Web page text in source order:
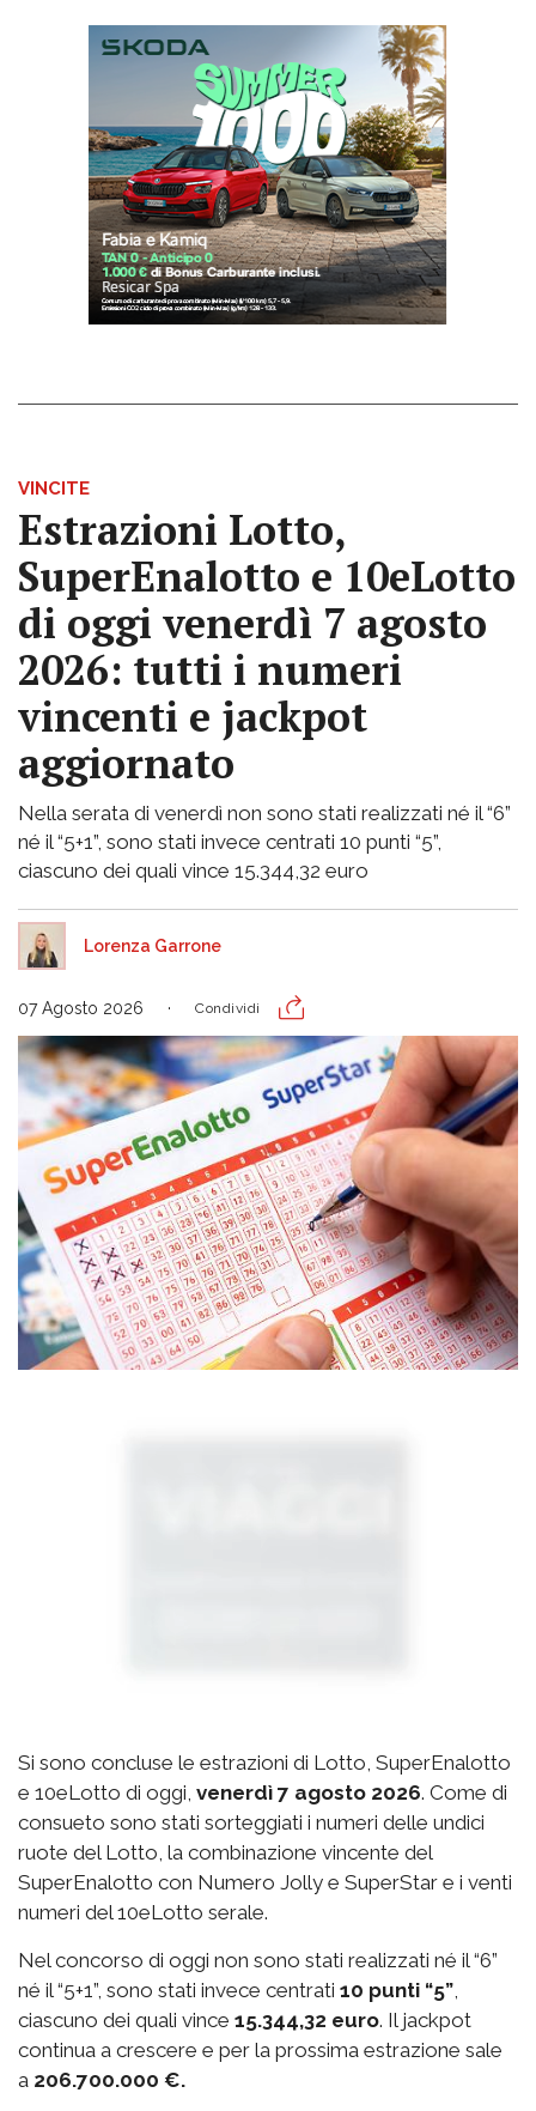
VINCITE
Estrazioni Lotto,
SuperEnalotto e 10eLotto
di oggi venerdì 7 agosto
2026: tutti i numeri
vincenti e jackpot
aggiornato
Nella serata di venerdì non sono stati realizzati né il “6”
né il “5+1”, sono stati invece centrati 10 punti “5”,
ciascuno dei quali vince 15.344,32 euro
Lorenza Garrone
07 Agosto 2026 Condividi
Si sono concluse le estrazioni di Lotto, SuperEnalotto
e 10eLotto di oggi, venerdì 7 agosto 2026. Come di
consueto sono stati sorteggiati i numeri delle undici
ruote del Lotto, la combinazione vincente del
SuperEnalotto con Numero Jolly e SuperStar e i venti
numeri del 10eLotto serale.
Nel concorso di oggi non sono stati realizzati né il “6”
né il “5+1”, sono stati invece centrati 10 punti “5”
ciascuno dei quali vince 15.344,32 euro. Il jackpot
continua a crescere e per la prossima estrazione sale
a 206.700.000 €.